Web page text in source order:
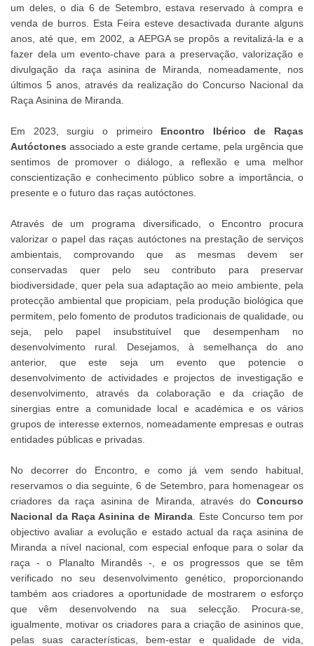
um deles, o dia 6 de Setembro, estava reservado à compra e
venda de burros. Esta Feira esteve desactivada durante alguns
anos, até que, em 2002, a AEPGA se propôs a revitalizá-la e a
fazer dela um evento-chave para a preservação, valorização e
divulgação da raça asinina de Miranda, nomeadamente, nos
últimos 5 anos, através da realização do Concurso Nacional da
Raça Asinina de Miranda.
Em 2023, surgiu o primeiro Encontro Ibérico de Raças
Autóctones associado a este grande certame, pela urgência que
sentimos de promover o diálogo, a reflexão e uma melhor
conscientização e conhecimento público sobre a importância, o
presente e o futuro das raças autóctones.
Através de um programa diversificado, o Encontro procura
valorizar o papel das raças autóctones na prestação de serviços
ambientais, comprovando que as mesmas devem ser
conservadas quer pelo seu contributo para preservar
biodiversidade, quer pela sua adaptação ao meio ambiente, pela
protecção ambiental que propiciam, pela produção biológica que
permitem, pelo fomento de produtos tradicionais de qualidade, ou
seja, pelo papel insubstituível que desempenham no
desenvolvimento rural. Desejamos, à semelhança do ano
anterior, que este seja um evento que potencie o
desenvolvimento de actividades e projectos de investigação e
desenvolvimento, através da colaboração e da criação de
sinergias entre a comunidade local e académica e os vários
grupos de interesse externos, nomeadamente empresas e outras
entidades públicas e privadas.
No decorrer do Encontro, e como já vem sendo habitual,
reservamos o dia seguinte, 6 de Setembro, para homenagear os
criadores da raça asinina de Miranda, através do Concurso
Nacional da Raça Asinina de Miranda. Este Concurso tem por
objectivo avaliar a evolução e estado actual da raça asinina de
Miranda a nível nacional, com especial enfoque para o solar da
raça - o Planalto Mirandês -, e os progressos que se têm
verificado no seu desenvolvimento genético, proporcionando
também aos criadores a oportunidade de mostrarem o esforço
que vêm desenvolvendo na sua selecção. Procura-se,
igualmente, motivar os criadores para a criação de asininos que,
pelas suas características, bem-estar e qualidade de vida,